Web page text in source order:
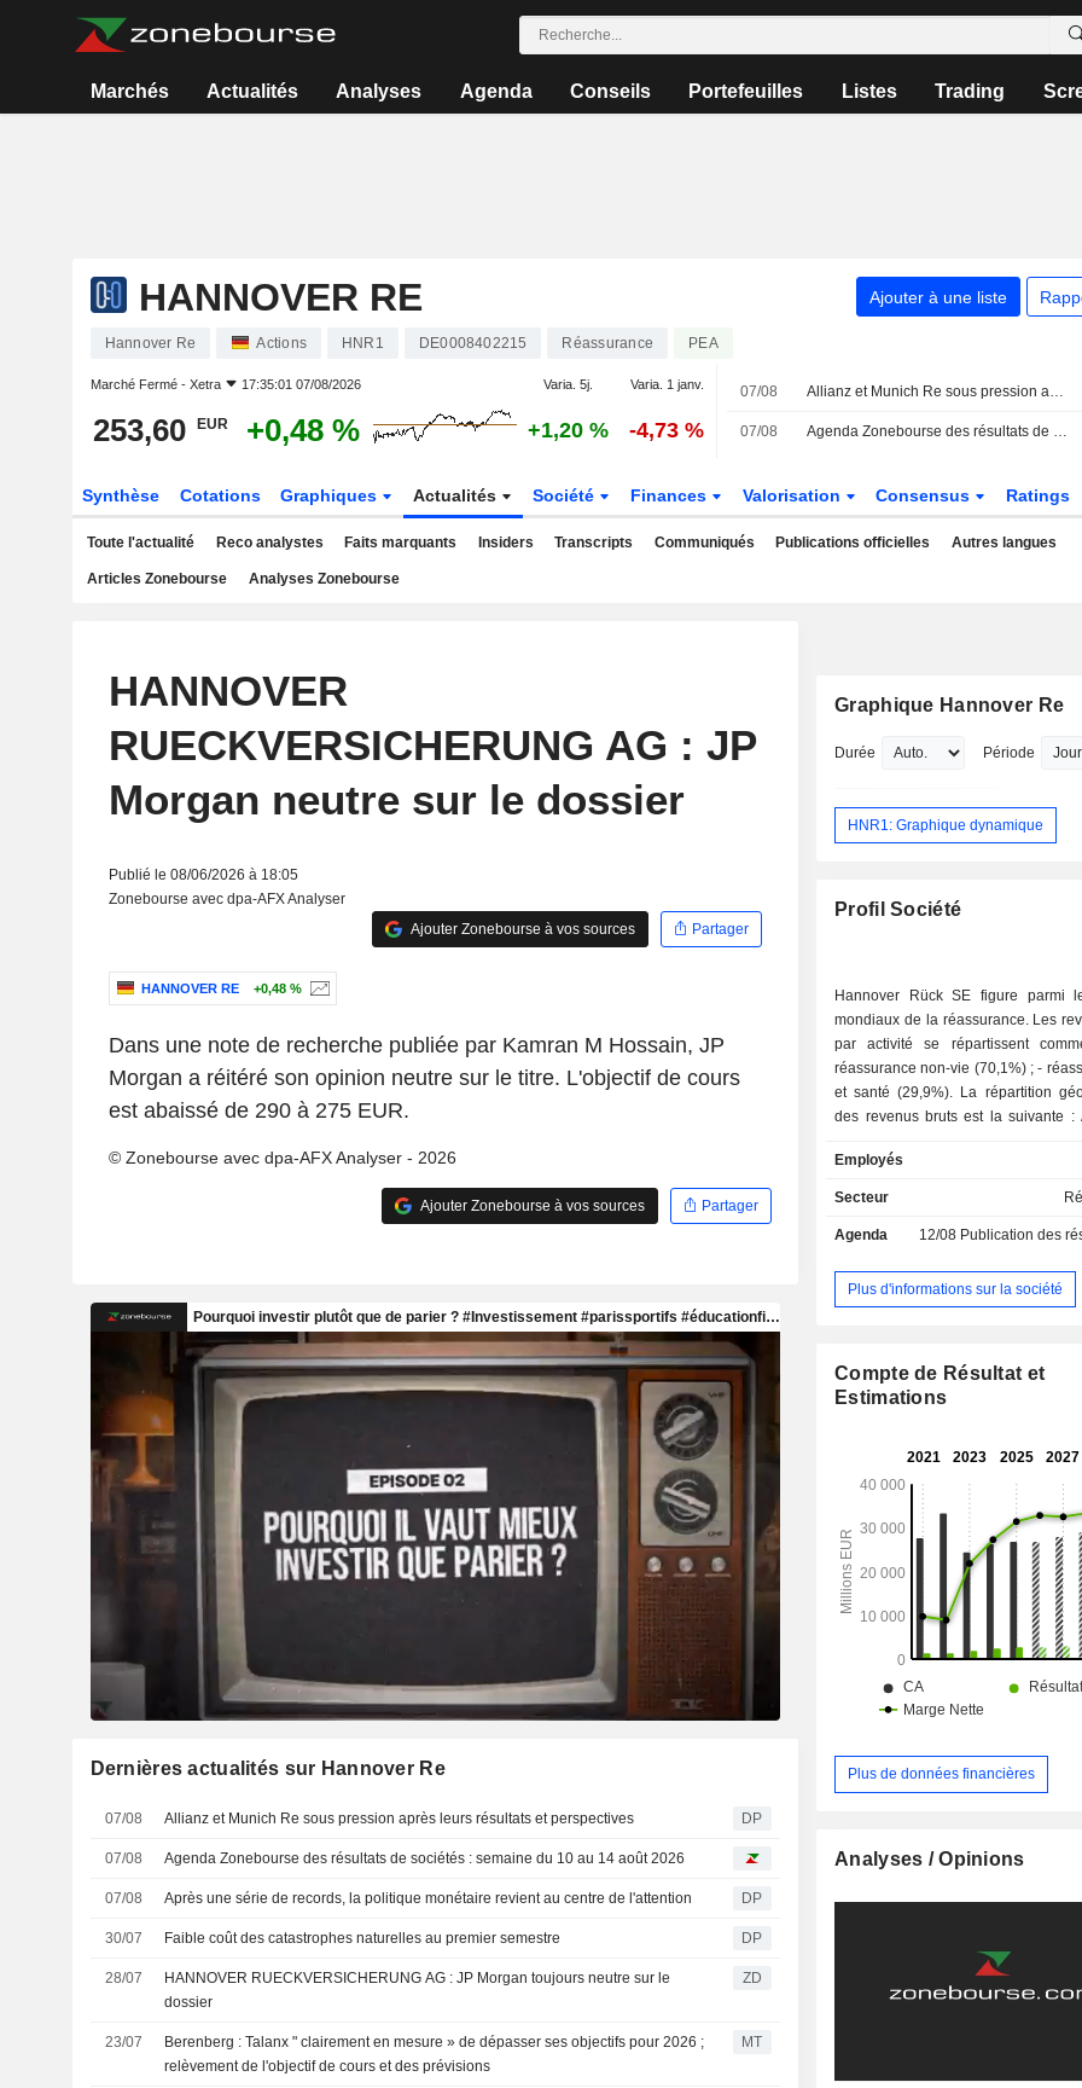
Marchés Actualités Analyses Agenda Conseils Portefeuilles Listes Trading
HANNOVER RE Ajouter à une liste
Hannover Re Actions HNR1 DE0008402215 Réassurance PEA
Marché Fermé - Xetra 17:35:01 07/08/2026 Varia. 5j. Varia. 1 janv.
253,60 EUR +0,48 % +1,20 % -4,73 %
07/08 Allianz et Munich Re sous pression après leurs résultats et perspectives
07/08 Agenda Zonebourse des résultats de sociétés : semaine du 10 au 14 août 2026
Synthèse Cotations Graphiques Actualités Société Finances Valorisation Consensus Ratings
Toute l'actualité Reco analystes Faits marquants Insiders Transcripts Communiqués Publications officielles Autres langues
Articles Zonebourse Analyses Zonebourse
HANNOVER
RUECKVERSICHERUNG AG : JP
Morgan neutre sur le dossier
Publié le 08/06/2026 à 18:05
Zonebourse avec dpa-AFX Analyser
Ajouter Zonebourse à vos sources
Partager
HANNOVER RE +0,48 %
Dans une note de recherche publiée par Kamran M Hossain, JP
Morgan a réitéré son opinion neutre sur le titre. L'objectif de cours
est abaissé de 290 à 275 EUR.
© Zonebourse avec dpa-AFX Analyser - 2026
Ajouter Zonebourse à vos sources Partager
Dernières actualités sur Hannover Re
07/08 Allianz et Munich Re sous pression après leurs résultats et perspectives DP
07/08 Agenda Zonebourse des résultats de sociétés : semaine du 10 au 14 août 2026
07/08 Après une série de records, la politique monétaire revient au centre de l'attention DP
30/07 Faible coût des catastrophes naturelles au premier semestre DP
28/07
HANNOVER RUECKVERSICHERUNG AG : JP Morgan toujours neutre sur le
dossier
ZD
23/07
Berenberg : Talanx " clairement en mesure » de dépasser ses objectifs pour 2026 ;
relèvement de l'objectif de cours et des prévisions
MT
Graphique Hannover Re
Durée Période
HNR1: Graphique dynamique
Profil Société
Hannover Rück SE figure parmi
mondiaux de la réassurance. Les
par activité se répartissent
réassurance non-vie (70,1%) ; - réassurance vie
et santé (29,9%). La répartition géographique
des revenus bruts est la suivante :
Amérique du Nord (46,8%),
Australie (5,5%), Afrique (2%) et
Employés
Secteur
Agenda 12/08 Publication des résultats
Plus d'informations sur la société
Compte de Résultat et
Estimations
Plus de données financières
Analyses / Opinions